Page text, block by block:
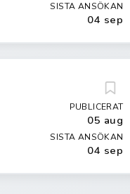
SISTA ANSÖKAN
04 sep
PUBLICERAT
05 aug
SISTA ANSÖKAN
04 sep